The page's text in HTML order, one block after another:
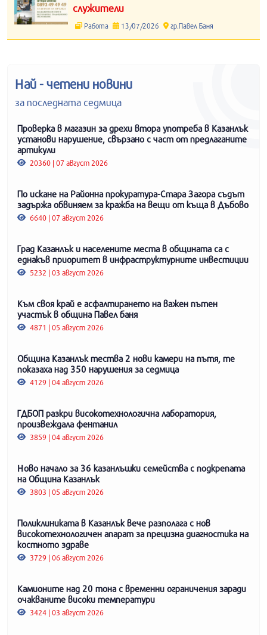
служители
Работа 13/07/2026 гр.Павел Баня
Най - четени новини
за последната седмица
Проверка в магазин за дрехи втора употреба в Казанлък
установи нарушение, свързано с част от предлаганите
артикули
20360 | 07 август 2026
По искане на Районна прокуратура-Стара Загора съдът
задържа обвиняем за кражба на вещи от къща в Дъбово
6640 | 07 август 2026
Град Казанлък и населените места в общината са с
еднакъв приоритет в инфраструктурните инвестиции
5232 | 03 август 2026
Към своя край е асфалтирането на важен пътен
участък в община Павел баня
4871 | 05 август 2026
Община Казанлък тества 2 нови камери на пътя, те
показаха над 350 нарушения за седмица
4129 | 04 август 2026
ГДБОП разкри високотехнологична лаборатория,
произвеждала фентанил
3859 | 04 август 2026
Ново начало за 36 казанлъшки семейства с подкрепата
на Община Казанлък
3803 | 05 август 2026
Поликлиниката в Казанлък вече разполага с нов
високотехнологичен апарат за прецизна диагностика на
костното здраве
3729 | 06 август 2026
Камионите над 20 тона с временни ограничения заради
очакваните високи температури
3424 | 03 август 2026